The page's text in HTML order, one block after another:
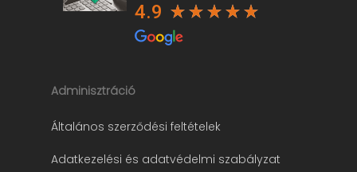
4.9
Adminisztráció
Általános szerződési feltételek
Adatkezelési és adatvédelmi szabályzat